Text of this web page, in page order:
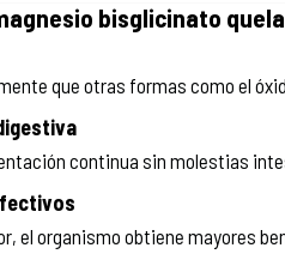
bisglicinato
que otras formas como el
continua sin molestias
el organismo obtiene mayores